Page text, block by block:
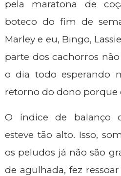
pela maratona de
boteco do fim de
Marley e eu, Bingo,
parte dos cachorros
o dia todo esperando
retorno do dono porque
O índice de balanço
esteve tão alto. Isso,
os peludos já não são
de agulhada, fez